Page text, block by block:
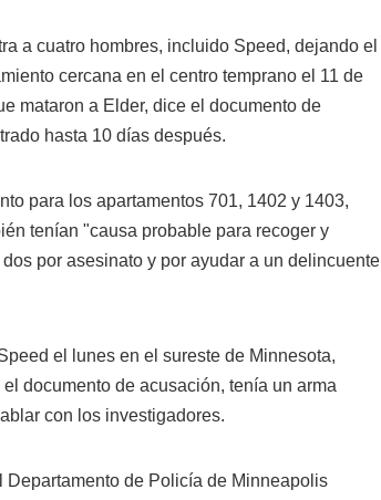
a cuatro hombres, incluido Speed, dejando el
cercana en el centro temprano el 11 de
mataron a Elder, dice el documento de
hasta 10 días después.
para los apartamentos 701, 1402 y 1403,
tenían "causa probable para recoger y
por asesinato y por ayudar a un delincuente
el lunes en el sureste de Minnesota,
documento de acusación, tenía un arma
con los investigadores.
de Policía de Minneapolis